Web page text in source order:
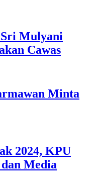
Sri Mulyani
Cawas
Minta
2024, KPU
Media